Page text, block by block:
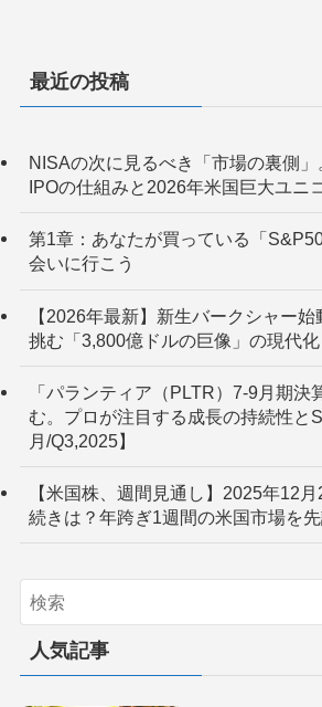
最近の投稿
NISAの次に見るべき「市場の裏側
IPOの仕組みと2026年米国巨大ユニ
第1章：あなたが買っている「
会いに行こう
【2026年最新】新生バークシャー
挑む「3,800億ドルの巨像」の現代化
「パランティア（PLTR）7-9月期決
む。プロが注目する成長の持続性と
月/Q3,2025】
【米国株、週間見通し】2025年12
続きは？年跨ぎ1週間の米国市場を
人気記事